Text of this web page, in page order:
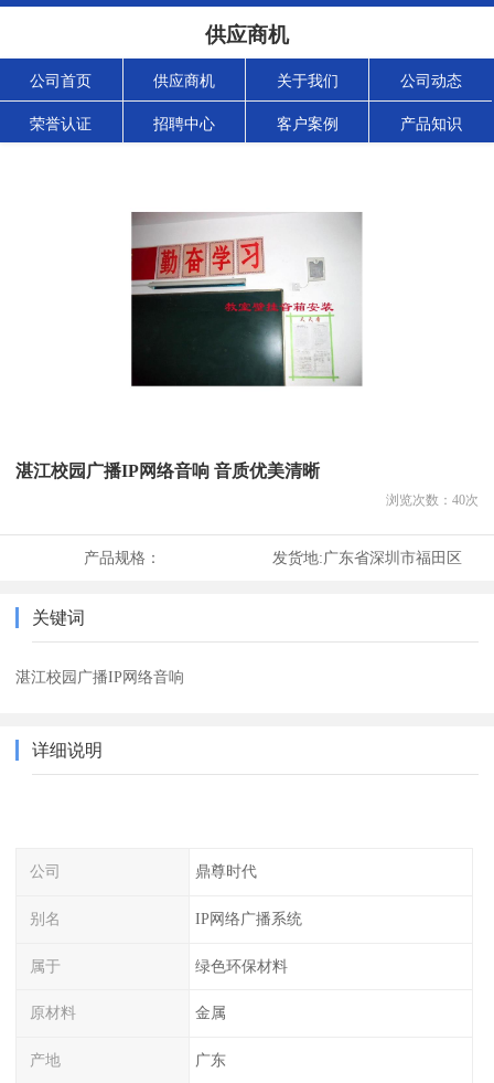
供应商机
公司首页 供应商机 关于我们 公司动态
荣誉认证 招聘中心 客户案例 产品知识
湛江校园广播IP网络音响 音质优美清晰
浏览次数： 40次
产品规格： 发货地:广东省深圳市福田区
关键词
湛江校园广播IP网络音响
详细说明
公司 鼎尊时代
别名 IP网络广播系统
属于 绿色环保材料
原材料 金属
产地 广东